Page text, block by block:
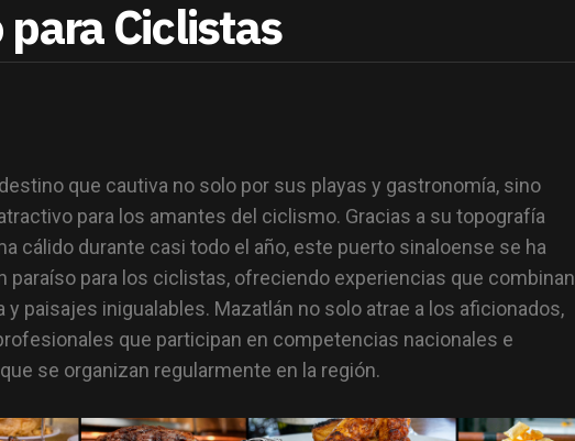
para Ciclistas
que cautiva no solo por sus playas y gastronomía, sino
para los amantes del ciclismo. Gracias a su topografía
cálido durante casi todo el año, este puerto sinaloense se ha
paraíso para los ciclistas, ofreciendo experiencias que combinan
y paisajes inigualables. Mazatlán no solo atrae a los aficionados,
que participan en competencias nacionales e
se organizan regularmente en la región.